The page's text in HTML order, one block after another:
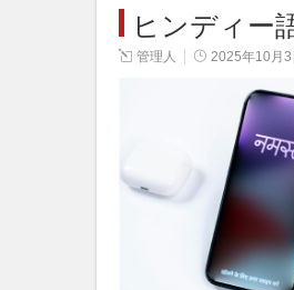
ヒンディー
管理人 2025年10月3